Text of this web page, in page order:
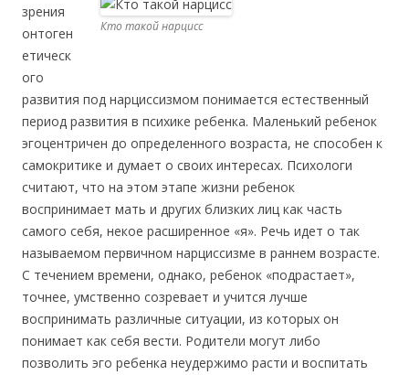
Кто такой нарцисс
зрения
онтоген
етическ
ого
развития под нарциссизмом понимается естественный
период развития в психике ребенка. Маленький ребенок
эгоцентричен до определенного возраста, не способен к
самокритике и думает о своих интересах. Психологи
считают, что на этом этапе жизни ребенок
воспринимает мать и других близких лиц как часть
самого себя, некое расширенное «я». Речь идет о так
называемом первичном нарциссизме в раннем возрасте.
С течением времени, однако, ребенок «подрастает»,
точнее, умственно созревает и учится лучше
воспринимать различные ситуации, из которых он
понимает как себя вести. Родители могут либо
позволить эго ребенка неудержимо расти и воспитать